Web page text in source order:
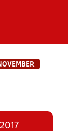
OG
2017